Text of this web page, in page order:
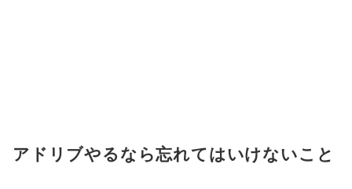
アドリブやるなら忘れてはいけないこと